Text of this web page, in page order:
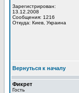
Зарегистрирован:
13.12.2008
Сообщения: 1216
Откуда: Киев, Украина
Вернуться к началу
Фикрет
Гость